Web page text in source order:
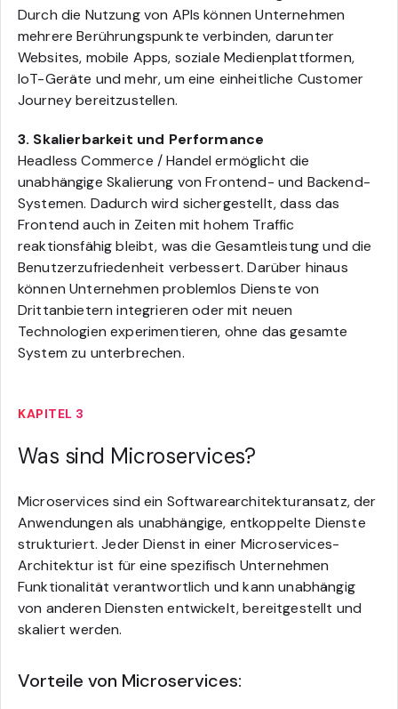
Durch die Nutzung von APIs können Unternehmen
mehrere Berührungspunkte verbinden, darunter
Websites, mobile Apps, soziale Medienplattformen,
IoT-Geräte und mehr, um eine einheitliche Customer
Journey bereitzustellen.
3. Skalierbarkeit und Performance
Headless Commerce / Handel ermöglicht die
unabhängige Skalierung von Frontend- und Backend-
Systemen. Dadurch wird sichergestellt, dass das
Frontend auch in Zeiten mit hohem Traffic
reaktionsfähig bleibt, was die Gesamtleistung und die
Benutzerzufriedenheit verbessert. Darüber hinaus
können Unternehmen problemlos Dienste von
Drittanbietern integrieren oder mit neuen
Technologien experimentieren, ohne das gesamte
System zu unterbrechen.
KAPITEL 3
Was sind Microservices?
Microservices sind ein Softwarearchitekturansatz, der
Anwendungen als unabhängige, entkoppelte Dienste
strukturiert. Jeder Dienst in einer Microservices-
Architektur ist für eine spezifisch Unternehmen
Funktionalität verantwortlich und kann unabhängig
von anderen Diensten entwickelt, bereitgestellt und
skaliert werden.
Vorteile von Microservices: